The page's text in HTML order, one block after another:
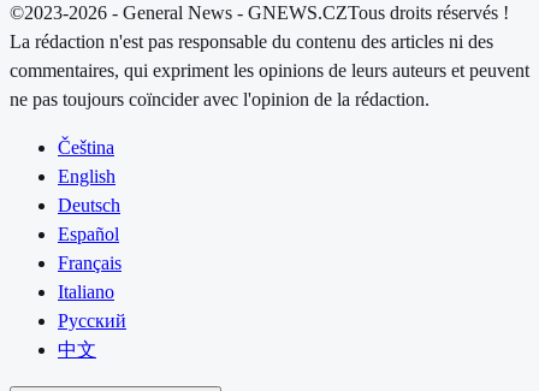
©2023-2026 - General News - GNEWS.CZTous droits réservés !
La rédaction n'est pas responsable du contenu des articles ni des
commentaires, qui expriment les opinions de leurs auteurs et peuvent
ne pas toujours coïncider avec l'opinion de la rédaction.
Čeština
English
Deutsch
Español
Français
Italiano
Русский
中文